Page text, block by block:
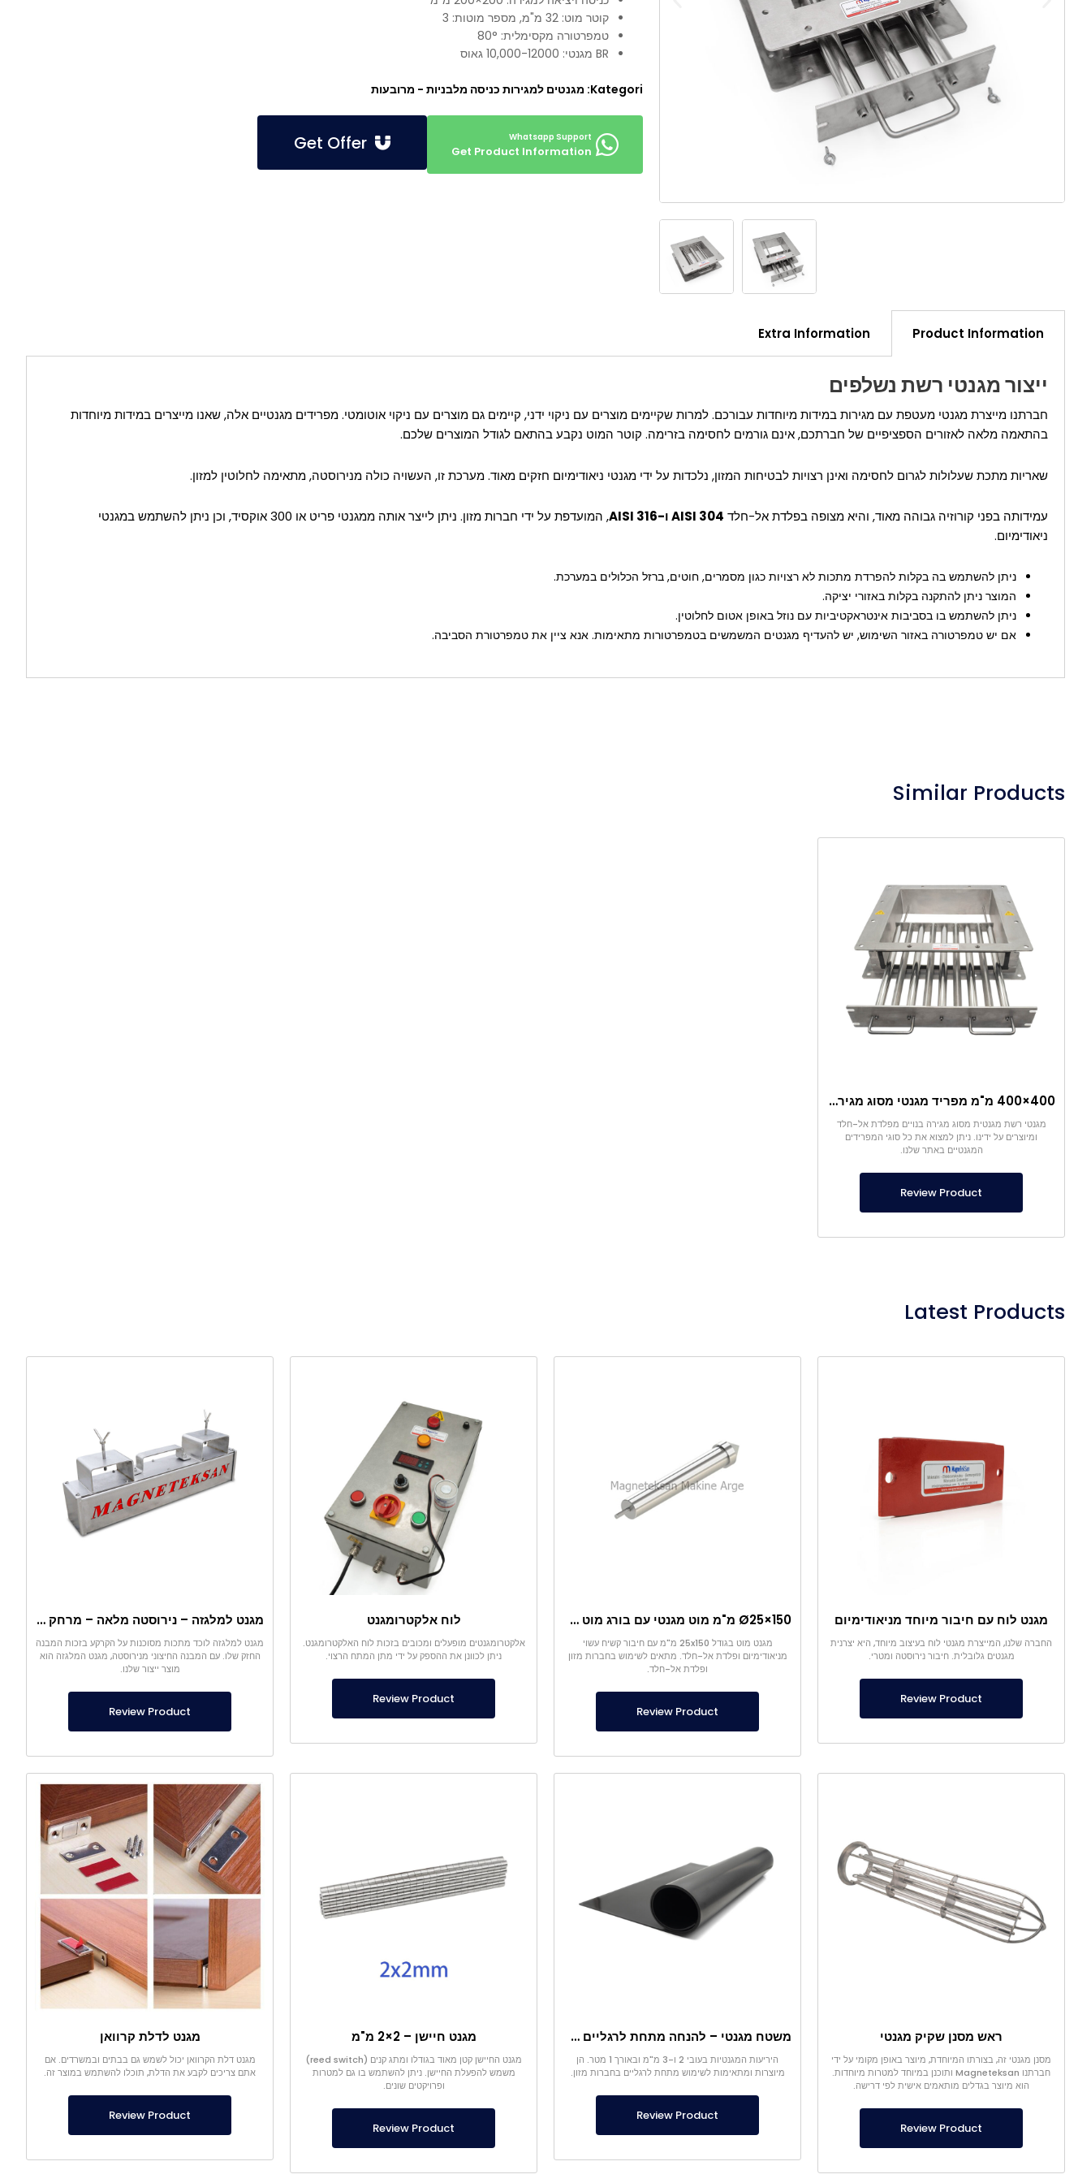
קוטר מוט: 32 מ"מ, מספר מוטות: 3
טמפרטורה מקסימלית: 80°
BR מגנטי: 10,000-12000 גאוס
Kategori: מגנטים למגירות כניסה מלבניות - מרובעות
Get Product Information
Product Information
Extra Information
ייצור מגנטי רשת נשלפים
חברתנו מייצרת מגנטי מעטפת עם מגירות במידות מיוחדות עבורכם. למרות שקיימים מוצרים עם ניקוי ידני, קיימים גם מוצרים עם ניקוי אוטומטי. מפרידים מגנטיים אלה, שאנו מייצרים במידות מיוחדות
בהתאמה מלאה לאזורים הספציפיים של חברתכם, אינם גורמים לחסימה בזרימה. קוטר המוט נקבע בהתאם לגודל המוצרים שלכם.
שאריות מתכת שעלולות לגרום לחסימה ואינן רצויות לבטיחות המזון, נלכדות על ידי מגנטי ניאודימיום חזקים מאוד. מערכת זו, העשויה כולה מנירוסטה, מתאימה לחלוטין למזון.
עמידותה בפני קורוזיה גבוהה מאוד, והיא מצופה בפלדת אל-חלד AISI 304 ו-AISI 316
, המועדפת על ידי חברות מזון. ניתן לייצר אותה ממגנטי פריט או 300 אוקסיד, וכן ניתן להשתמש במגנטי
ניאודימיום.
ניתן להשתמש בה בקלות להפרדת מתכות לא רצויות כגון מסמרים, חוטים, ברזל הכלולים במערכת.
המוצר ניתן להתקנה בקלות באזורי יציקה.
ניתן להשתמש בו בסביבות אינטראקטיביות עם נוזל באופן אטום לחלוטין.
אם יש טמפרטורה באזור השימוש, יש להעדיף מגנטים המשמשים בטמפרטורות מתאימות. אנא ציין את טמפרטורת הסביבה.
Similar Products
400×400 מ"מ מפריד מגנטי מסוג מגירה עם מארז
מגנטי רשת מגנטית מסוג מגירה בנויים מפלדת אל-חלד
ומיוצרים על ידינו. ניתן למצוא את כל סוגי המפרידים
המגנטיים באתר שלנו.
Review Product
Latest Products
מגנט לוח עם חיבור מיוחד מניאודימיום
החברה שלנו, המייצרת מגנטי לוח בעיצוב מיוחד, היא יצרנית
מגנטים גלובלית. חיבור נירוסטה ומטרי.
Review Product
Ø25×150 מ"מ מוט מגנטי עם בורג מוט – ראש בצורת קליע
מגנט מוט בגודל 25x150 מ"מ עם חיבור קשיח עשוי
מניאודימיום ופלדת אל-חלד. מתאים לשימוש בחברות מזון
ופלדת אל-חלד.
Review Product
לוח אלקטרומגנט
אלקטרומגנטים מופעלים ומכובים בזכות לוח האלקטרומגנט.
ניתן לכוונן את ההספק על ידי מתן המתח הרצוי.
Review Product
מגנט למלגזה – נירוסטה מלאה – מרחק אפקטיבי 10 ס"מ – שחרור קל עם ידית
מגנט למלגזה לוכד מתכות מסוכנות על הקרקע בזכות המבנה
החזק שלו. עם המבנה החיצוני מנירוסטה, מגנט המלגזה הוא
מוצר ייצור שלנו.
Review Product
ראש מסנן שקיק מגנטי
מסנן מגנטי זה, בצורתו המיוחדת, מיוצר באופן מקומי על ידי
חברתנו Magneteksan ותוכנן במיוחד למטרות מיוחדות.
הוא מיוצר בגדלים מותאמים אישית לפי דרישה.
Review Product
משטח מגנטי – להנחה מתחת לרגליים – בטוח למזון
היריעות המגנטיות בעובי 2 ו-3 מ"מ ובאורך 1 מטר. הן
מיוצרות ומתאימות לשימוש מתחת לרגליים בחברות מזון.
Review Product
מגנט חיישן – 2×2 מ"מ
מגנט החיישן קטן מאוד בגודלו ומתג קנים (reed switch)
משמש להפעלת החיישן. ניתן להשתמש בו גם למטרות
ופרויקטים שונים.
Review Product
מגנט לדלת קרוואן
מגנט דלת הקרוואן יכול לשמש גם בבתים ובמשרדים. אם
אתם צריכים לקבע את הדלת, תוכלו להשתמש במוצר זה.
Review Product